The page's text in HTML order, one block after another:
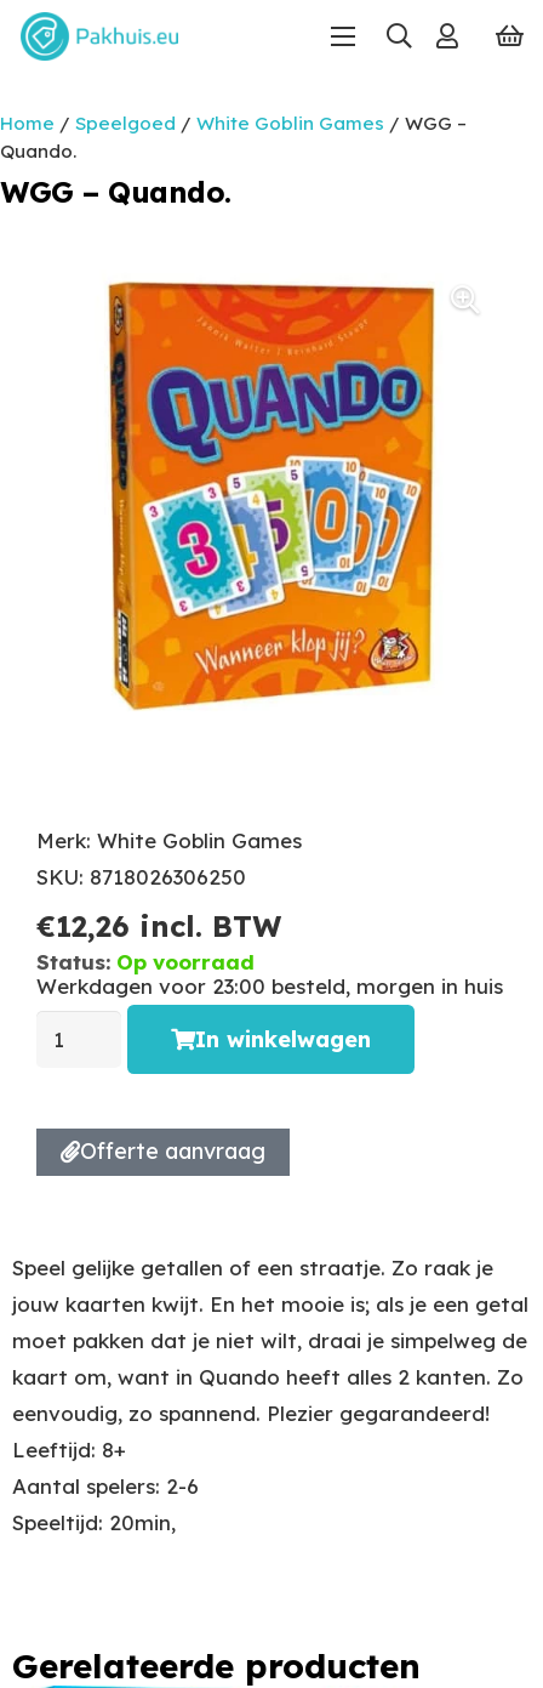
Home / Speelgoed / White Goblin Games / WGG –
Quando.
WGG – Quando.
Merk: White Goblin Games
SKU: 8718026306250
€12,26 incl. BTW
Status: Op voorraad
Werkdagen voor 23:00 besteld, morgen in huis
In winkelwagen
Offerte aanvraag
Speel gelijke getallen of een straatje. Zo raak je
jouw kaarten kwijt. En het mooie is; als je een getal
moet pakken dat je niet wilt, draai je simpelweg de
kaart om, want in Quando heeft alles 2 kanten. Zo
eenvoudig, zo spannend. Plezier gegarandeerd!
Leeftijd: 8+
Aantal spelers: 2-6
Speeltijd: 20min,
Gerelateerde producten